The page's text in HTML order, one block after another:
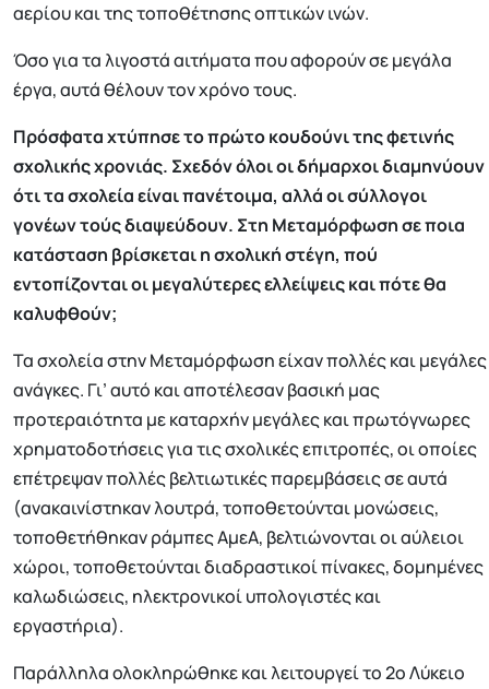
αερίου και της τοποθέτησης οπτικών ινών.
Όσο για τα λιγοστά αιτήματα που αφορούν σε μεγάλα
έργα, αυτά θέλουν τον χρόνο τους.
Πρόσφατα χτύπησε το πρώτο κουδούνι της φετινής
σχολικής χρονιάς. Σχεδόν όλοι οι δήμαρχοι διαμηνύουν
ότι τα σχολεία είναι πανέτοιμα, αλλά οι σύλλογοι
γονέων τούς διαψεύδουν. Στη Μεταμόρφωση σε ποια
κατάσταση βρίσκεται η σχολική στέγη, πού
εντοπίζονται οι μεγαλύτερες ελλείψεις και πότε θα
καλυφθούν;
Τα σχολεία στην Μεταμόρφωση είχαν πολλές και μεγάλες
ανάγκες. Γι’ αυτό και αποτέλεσαν βασική μας
προτεραιότητα με καταρχήν μεγάλες και πρωτόγνωρες
χρηματοδοτήσεις για τις σχολικές επιτροπές, οι οποίες
επέτρεψαν πολλές βελτιωτικές παρεμβάσεις σε αυτά
(ανακαινίστηκαν λουτρά, τοποθετούνται μονώσεις,
τοποθετήθηκαν ράμπες ΑμεΑ, βελτιώνονται οι αύλειοι
χώροι, τοποθετούνται διαδραστικοί πίνακες, δομημένες
καλωδιώσεις, ηλεκτρονικοί υπολογιστές και
εργαστήρια).
Παράλληλα ολοκληρώθηκε και λειτουργεί το 2ο Λύκειο